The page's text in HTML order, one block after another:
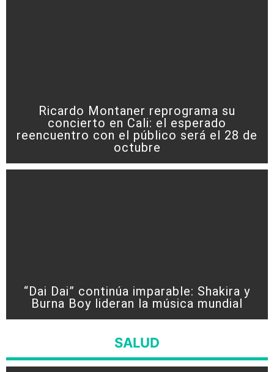
Ricardo Montaner reprograma su
concierto en Cali: el esperado
reencuentro con el público será el 28 de
octubre
“Dai Dai” continúa imparable: Shakira y
Burna Boy lideran la música mundial
SALUD